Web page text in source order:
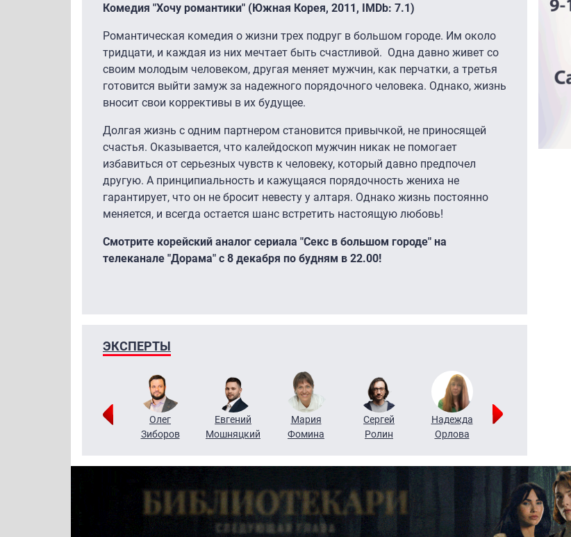
Комедия "Хочу романтики" (Южная Корея, 2011, IMDb: 7.1)
Романтическая комедия о жизни трех подруг в большом городе. Им около
тридцати, и каждая из них мечтает быть счастливой. Одна давно живет со
своим молодым человеком, другая меняет мужчин, как перчатки, а третья
готовится выйти замуж за надежного порядочного человека. Однако, жизнь
вносит свои коррективы в их будущее.
Долгая жизнь с одним партнером становится привычкой, не приносящей
счастья. Оказывается, что калейдоскоп мужчин никак не помогает
избавиться от серьезных чувств к человеку, который давно предпочел
другую. А принципиальность и кажущаяся порядочность жениха не
гарантирует, что он не бросит невесту у алтаря. Однако жизнь постоянно
меняется, и всегда остается шанс встретить настоящую любовь!
Смотрите корейский аналог сериала "Секс в большом городе" на
телеканале "Дорама" с 8 декабря по будням в 22.00!
ЭКСПЕРТЫ
Григорий
Олег
Зиборов
Евгений
Мошняцкий
Мария
Фомина
Сергей
Ролин
Надежда
Орлова